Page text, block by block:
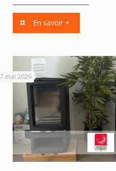
En savoir +
7 mai 2026